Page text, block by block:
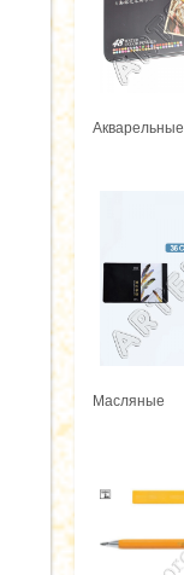
Акварельные
Масляные